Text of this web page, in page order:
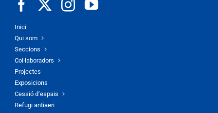
Inici
Qui som
Seccions
Col·laboradors
Projectes
Exposicions
Cessió d’espais
Refugi antiaeri